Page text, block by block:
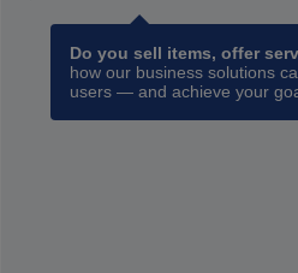
Do you sell items, offer
how our business solutions
users — and achieve your